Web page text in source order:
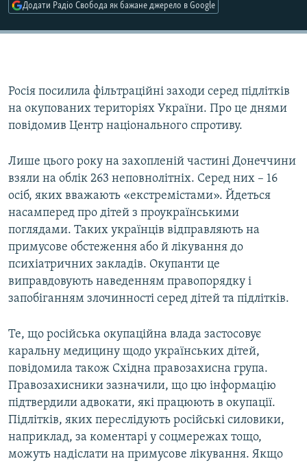
Додати Радіо Свобода як бажане джерело в Google
Росія посилила фільтраційні заходи серед підлітків
на окупованих територіях України. Про це днями
повідомив Центр національного спротиву.
Лише цього року на захопленій частині Донеччини
взяли на облік 263 неповнолітніх. Серед них – 16
осіб, яких вважають «екстремістами». Йдеться
насамперед про дітей з проукраїнськими
поглядами. Таких українців відправляють на
примусове обстеження або й лікування до
психіатричних закладів. Окупанти це
виправдовують наведенням правопорядку і
запобіганням злочинності серед дітей та підлітків.
Те, що російська окупаційна влада застосовує
каральну медицину щодо українських дітей,
повідомила також Східна правозахисна група.
Правозахисники зазначили, що цю інформацію
підтвердили адвокати, які працюють в окупації.
Підлітків, яких переслідують російські силовики,
наприклад, за коментарі у соцмережах тощо,
можуть надіслати на примусове лікування. Якщо